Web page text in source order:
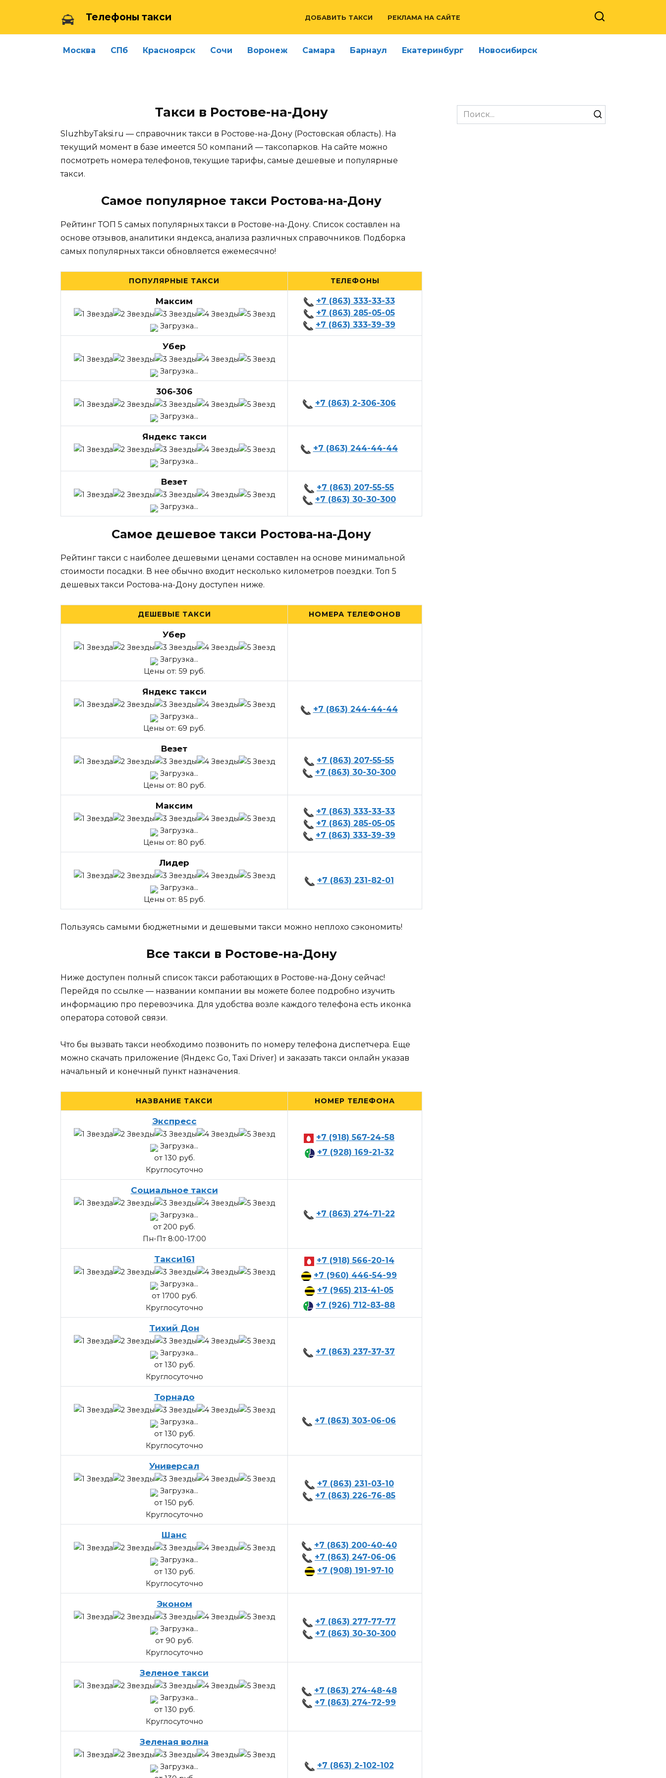
Телефоны такси ДОБАВИТЬ ТАКСИ РЕКЛАМА НА САЙТЕ
Москва СПб Красноярск Сочи Воронеж Самара Барнаул Екатеринбург Новосибирск
Такси в Ростове-на-Дону
SluzhbyTaksi.ru — справочник такси в Ростове-на-Дону (Ростовская область). На
текущий момент в базе имеется 50 компаний — таксопарков. На сайте можно
посмотреть номера телефонов, текущие тарифы, самые дешевые и популярные
такси.
Самое популярное такси Ростова-на-Дону
Рейтинг ТОП 5 самых популярных такси в Ростове-на-Дону. Список составлен на
основе отзывов, аналитики яндекса, анализа различных справочников. Подборка
самых популярных такси обновляется ежемесячно!
ПОПУЛЯРНЫЕ ТАКСИ ТЕЛЕФОНЫ
Максим
Загрузка...
+7 (863) 333-33-33
+7 (863) 285-05-05
+7 (863) 333-39-39
Убер
Загрузка...
306-306
Загрузка...
+7 (863) 2-306-306
Яндекс такси
Загрузка...
+7 (863) 244-44-44
Везет
Загрузка...
+7 (863) 207-55-55
+7 (863) 30-30-300
Самое дешевое такси Ростова-на-Дону
Рейтинг такси с наиболее дешевыми ценами составлен на основе минимальной
стоимости посадки. В нее обычно входит несколько километров поездки. Топ 5
дешевых такси Ростова-на-Дону доступен ниже.
ДЕШЕВЫЕ ТАКСИ НОМЕРА ТЕЛЕФОНОВ
Убер
Загрузка...
Цены от: 59 руб.
Яндекс такси
Загрузка...
Цены от: 69 руб.
+7 (863) 244-44-44
Везет
Загрузка...
Цены от: 80 руб.
+7 (863) 207-55-55
+7 (863) 30-30-300
Максим
Загрузка...
Цены от: 80 руб.
+7 (863) 333-33-33
+7 (863) 285-05-05
+7 (863) 333-39-39
Лидер
Загрузка...
Цены от: 85 руб.
+7 (863) 231-82-01
Пользуясь самыми бюджетными и дешевыми такси можно неплохо сэкономить!
Все такси в Ростове-на-Дону
Ниже доступен полный список такси работающих в Ростове-на-Дону сейчас!
Перейдя по ссылке — названии компании вы можете более подробно изучить
информацию про перевозчика. Для удобства возле каждого телефона есть иконка
оператора сотовой связи.
Что бы вызвать такси необходимо позвонить по номеру телефона диспетчера. Еще
можно скачать приложение (Яндекс Go, Taxi Driver) и заказать такси онлайн указав
начальный и конечный пункт назначения.
НАЗВАНИЕ ТАКСИ НОМЕР ТЕЛЕФОНА
Экспресс
Загрузка...
от 130 руб.
Круглосуточно
+7 (918) 567-24-58
+7 (928) 169-21-32
Социальное такси
Загрузка...
от 200 руб.
Пн-Пт 8:00-17:00
+7 (863) 274-71-22
Такси161
Загрузка...
от 1700 руб.
Круглосуточно
+7 (918) 566-20-14
+7 (960) 446-54-99
+7 (965) 213-41-05
+7 (926) 712-83-88
Тихий Дон
Загрузка...
от 130 руб.
Круглосуточно
+7 (863) 237-37-37
Торнадо
Загрузка...
от 130 руб.
Круглосуточно
+7 (863) 303-06-06
Универсал
Загрузка...
от 150 руб.
Круглосуточно
+7 (863) 231-03-10
+7 (863) 226-76-85
Шанс
Загрузка...
от 130 руб.
Круглосуточно
+7 (863) 200-40-40
+7 (863) 247-06-06
+7 (908) 191-97-10
Эконом
Загрузка...
от 90 руб.
Круглосуточно
+7 (863) 277-77-77
+7 (863) 30-30-300
Зеленое такси
Загрузка...
от 130 руб.
Круглосуточно
+7 (863) 274-48-48
+7 (863) 274-72-99
Зеленая волна
Загрузка...
+7 (863) 2-102-102
Search
for: